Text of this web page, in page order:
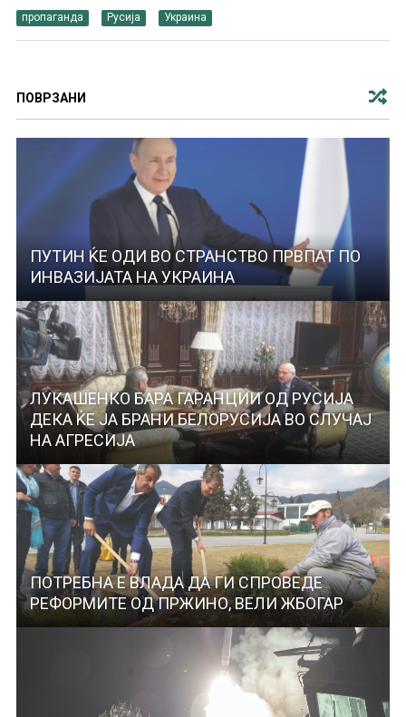
пропаганда Русија Украина
ПОВРЗАНИ
ПУТИН ЌЕ ОДИ ВО СТРАНСТВО ПРВПАТ ПО
ИНВАЗИЈАТА НА УКРАИНА
ЛУКАШЕНКО БАРА ГАРАНЦИИ ОД РУСИЈА
ДЕКА ЌЕ ЈА БРАНИ БЕЛОРУСИЈА ВО СЛУЧАЈ
НА АГРЕСИЈА
ПОТРЕБНА Е ВЛАДА ДА ГИ СПРОВЕДЕ
РЕФОРМИТЕ ОД ПРЖИНО, ВЕЛИ ЖБОГАР